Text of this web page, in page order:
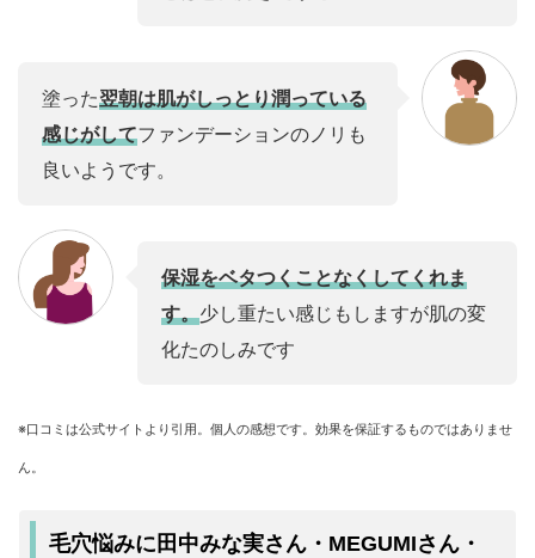
塗った翌朝は肌がしっとり潤っている
感じがしてファンデーションのノリも
良いようです。
保湿をベタつくことなくしてくれま
す。少し重たい感じもしますが肌の変
化たのしみです
※口コミは公式サイトより引用。個人の感想です。効果を保証するものではありませ
ん。
毛穴悩みに田中みな実さん・MEGUMIさん・